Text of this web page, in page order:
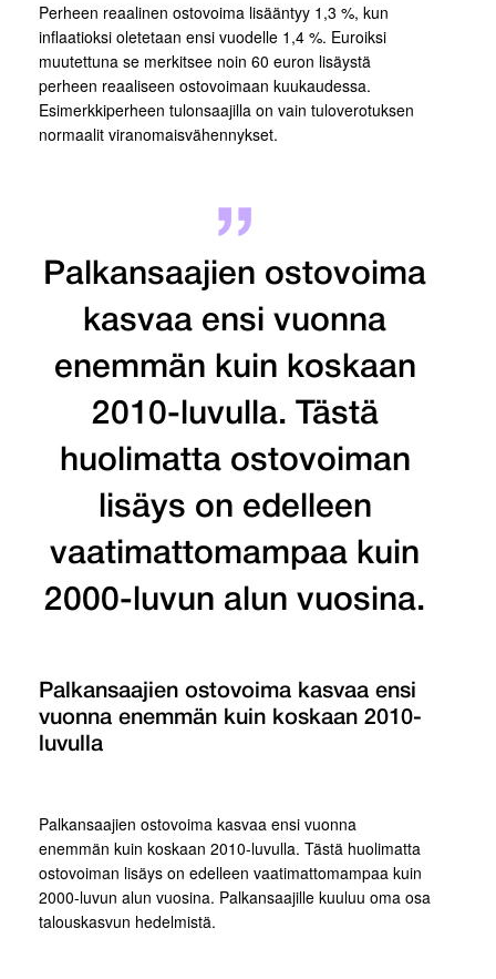
Perheen reaalinen ostovoima lisääntyy 1,3 %, kun
inflaatioksi oletetaan ensi vuodelle 1,4 %. Euroiksi
muutettuna se merkitsee noin 60 euron lisäystä
perheen reaaliseen ostovoimaan kuukaudessa.
Esimerkkiperheen tulonsaajilla on vain tuloverotuksen
normaalit viranomaisvähennykset.
Palkansaajien ostovoima
kasvaa ensi vuonna
enemmän kuin koskaan
2010-luvulla. Tästä
huolimatta ostovoiman
lisäys on edelleen
vaatimattomampaa kuin
2000-luvun alun vuosina.
Palkansaajien ostovoima kasvaa ensi
vuonna enemmän kuin koskaan 2010-
luvulla
Palkansaajien ostovoima kasvaa ensi vuonna
enemmän kuin koskaan 2010-luvulla. Tästä huolimatta
ostovoiman lisäys on edelleen vaatimattomampaa kuin
2000-luvun alun vuosina. Palkansaajille kuuluu oma osa
talouskasvun hedelmistä.